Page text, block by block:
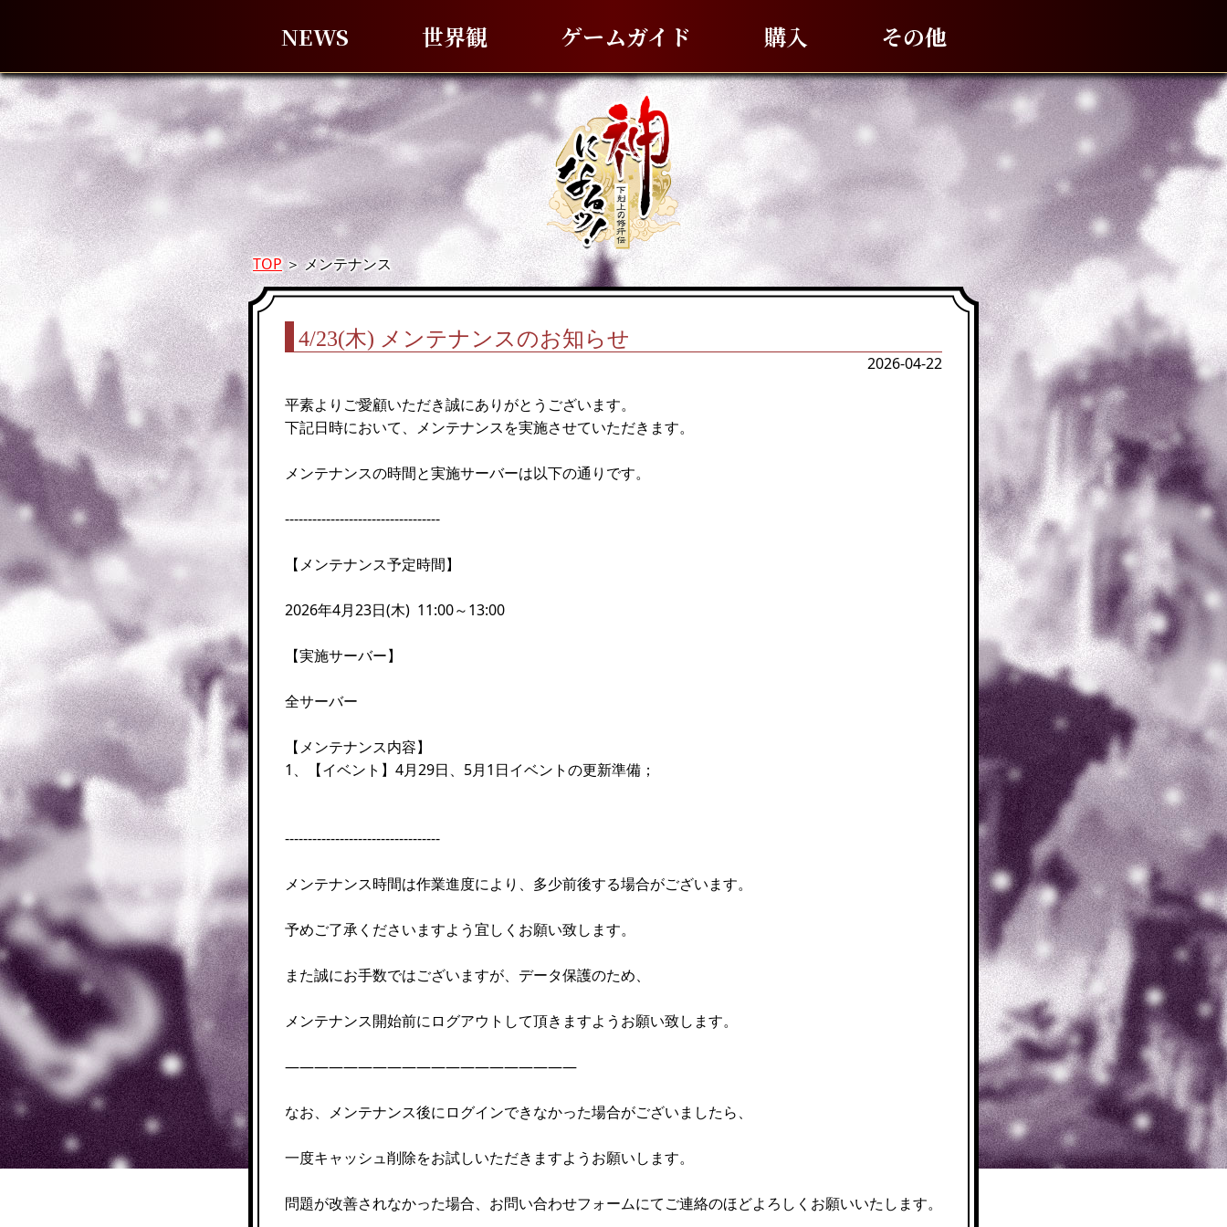
NEWS 世界観 ゲームガイド 購入 その他
TOP＞メンテナンス
4/23(木) メンテナンスのお知らせ
2026-04-22
平素よりご愛顧いただき誠にありがとうございます。
下記日時において、メンテナンスを実施させていただきます。
メンテナンスの時間と実施サーバーは以下の通りです。
----------------------------------
【メンテナンス予定時間】
2026年4月23日(木) 11:00～13:00
【実施サーバー】
全サーバー
【メンテナンス内容】
1、【イベント】4月29日、5月1日イベントの更新準備；
----------------------------------
メンテナンス時間は作業進度により、多少前後する場合がございます。
予めご了承くださいますよう宜しくお願い致します。
また誠にお手数ではございますが、データ保護のため、
メンテナンス開始前にログアウトして頂きますようお願い致します。
————————————————————
なお、メンテナンス後にログインできなかった場合がございましたら、
一度キャッシュ削除をお試しいただきますようお願いします。
問題が改善されなかった場合、お問い合わせフォームにてご連絡のほどよろしくお願いいたします。